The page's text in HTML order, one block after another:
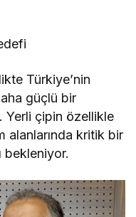
Türkiye’nin
güçlü bir
Yerli çipin özellikle
alanlarında kritik bir
bekleniyor.